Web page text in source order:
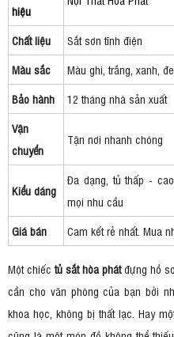
hiệu
Chất liệu
Sắt sơn tĩnh điện
Màu sắc
Màu ghi, trắng, xanh,
Bảo hành
12 tháng nhà sản xuất
Vận
chuyển
Tận nơi nhanh chóng
Kiểu dáng
Đa dạng, tủ thấp -
mọi nhu cầu
Giá bán
Cam kết rẻ nhất. Mua
Một chiếctủ sắt hòa phátđựng hồ
cần cho văn phòng của bạn bởi
khoa học, không bị thất lạc. Hay